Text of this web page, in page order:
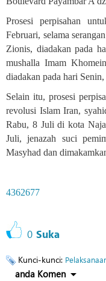
Prosesi perpisahan
Februari, selama
Zionis, diadakan pada
mushalla Imam
diadakan pada hari
Selain itu, prosesi
revolusi Islam Iran,
Rabu, 8 Juli di kota
Juli, jenazah suci
Masyhad dan
4362677
0 Suka
Kunci-kunci:
anda Komen